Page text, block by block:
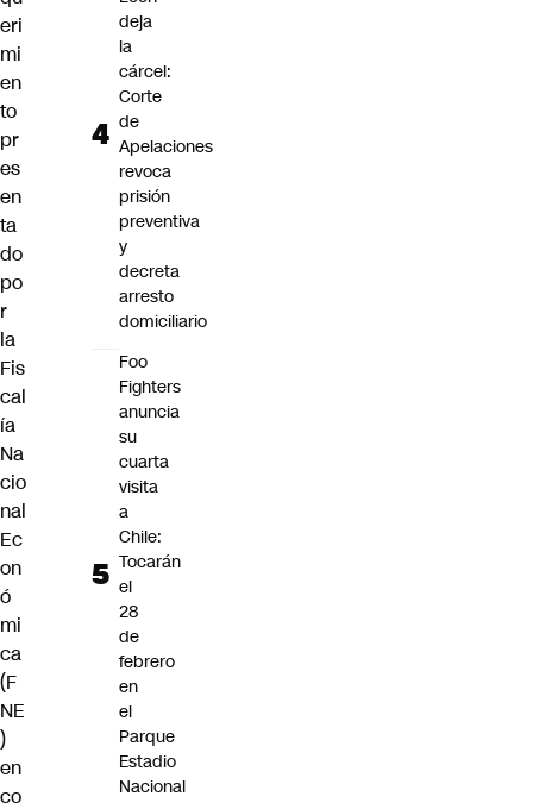
eri
mi
en
to
pr
es
en
ta
do
po
r
la
Fis
cal
ía
Na
cio
nal
Ec
on
ó
mi
ca
(F
NE
)
en
co
deja
la
cárcel:
Corte
de
Apelaciones
revoca
prisión
preventiva
y
decreta
arresto
domiciliario
Foo
Fighters
anuncia
su
cuarta
visita
a
Chile:
Tocarán
el
28
de
febrero
en
el
Parque
Estadio
Nacional